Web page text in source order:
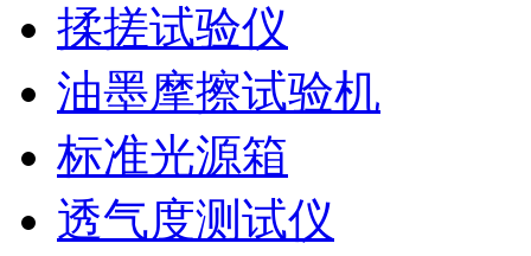
揉搓试验仪
油墨摩擦试验机
标准光源箱
透气度测试仪